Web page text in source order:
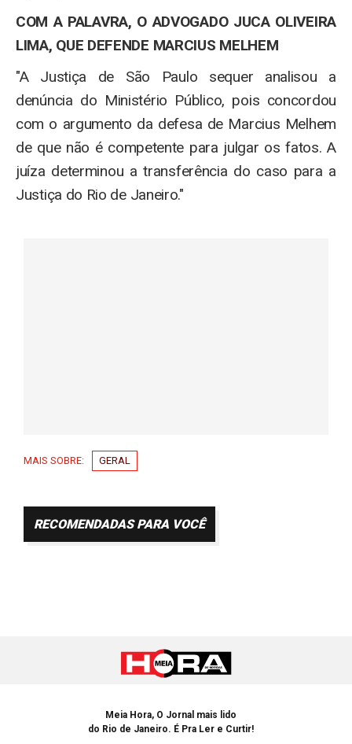
COM A PALAVRA, O ADVOGADO JUCA OLIVEIRA
LIMA, QUE DEFENDE MARCIUS MELHEM
"A Justiça de São Paulo sequer analisou a
denúncia do Ministério Público, pois concordou
com o argumento da defesa de Marcius Melhem
de que não é competente para julgar os fatos. A
juíza determinou a transferência do caso para a
Justiça do Rio de Janeiro."
MAIS SOBRE: GERAL
RECOMENDADAS PARA VOCÊ
Meia Hora, O Jornal mais lido
do Rio de Janeiro. É Pra Ler e Curtir!